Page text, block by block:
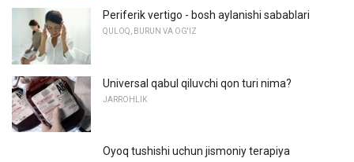
Periferik vertigo - bosh aylanishi sabablari
QULOQ, BURUN VA OG'IZ
Universal qabul qiluvchi qon turi nima?
JARROHLIK
Oyoq tushishi uchun jismoniy terapiya